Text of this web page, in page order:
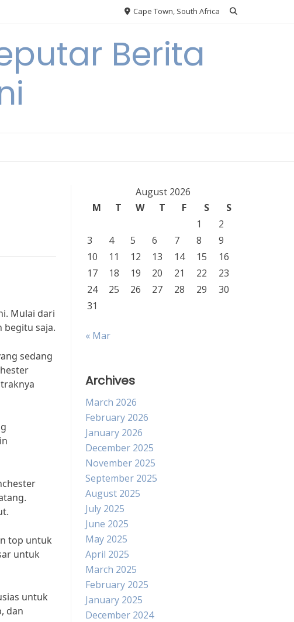
Cape Town, South Africa
Berita
Mulai dari
saja.
sedang
top untuk
untuk
untuk
dan
August 2026
M
T W T F S
S
1
2
3
4 5 6 7 8
9
10
11 12 13 14 15
16
17
18 19 20 21 22
23
24
25 26 27 28 29
30
31
« Mar
Archives
March 2026
February 2026
January 2026
December 2025
November 2025
September 2025
August 2025
July 2025
June 2025
May 2025
April 2025
March 2025
February 2025
January 2025
December 2024